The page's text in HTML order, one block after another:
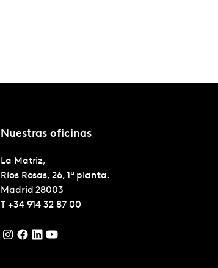
Nuestras oficinas
La Matriz,
Ríos Rosas, 26, 1ª planta.
Madrid 28003
T +34 914 32 87 00